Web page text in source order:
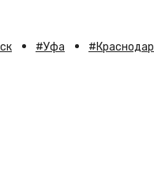
Уфа Краснодар